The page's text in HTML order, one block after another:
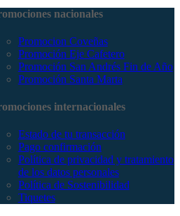
nacionales
Promocion Coveñas
Promoción Eje Cafetero
Promoción San Andrés Fin de Año
Promoción Santa Marta
internacionales
Estado de tu transacción
Pago confirmación
Política de privacidad y tratamiento
de los datos personales
Política de Sostenibilidad
Tiquetes